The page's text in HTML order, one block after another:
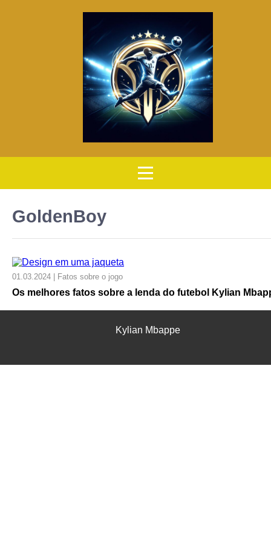
GoldenBoy
01.03.2024 | Fatos sobre o jogo
Os melhores fatos sobre a lenda do futebol Kylian
Kylian Mbappe